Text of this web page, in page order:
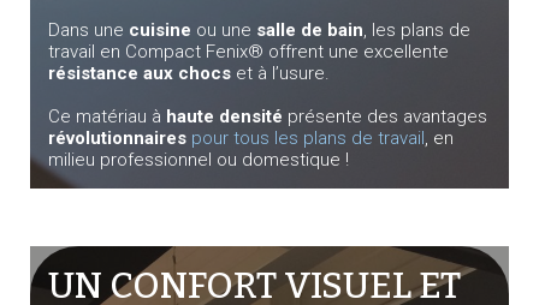
Dans une cuisine ou une salle de bain, les plans de
travail en Compact Fenix® offrent une excellente
résistance aux chocs et à l’usure.
Ce matériau à haute densité présente des avantages
révolutionnaires pour tous les plans de travail, en
milieu professionnel ou domestique !
UN CONFORT VISUEL ET